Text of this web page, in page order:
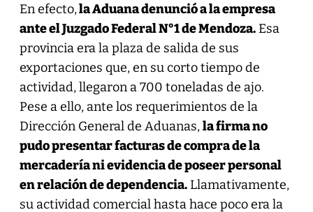
En efecto,la Aduana denunció a la empresa
ante el Juzgado Federal N°1 de Mendoza.Esa
provincia era la plaza de salida de sus
exportaciones que, en su corto tiempo de
actividad, llegaron a 700 toneladas de ajo.
Pese a ello, ante los requerimientos de la
Dirección General de Aduanas,la firma no
pudo presentar facturas de compra de la
mercadería ni evidencia de poseer personal
en relación de dependencia.Llamativamente,
su actividad comercial hasta hace poco era la